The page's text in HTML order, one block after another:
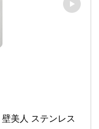
美人 ステンレス